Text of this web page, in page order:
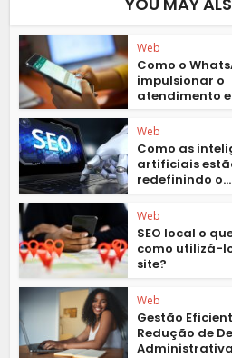
Web
Como o
impulsionar o
atendimento e
Web
Como as
artificiais
redefinindo o...
Web
SEO local o
como utilizá-
site?
Web
Gestão
Redução de